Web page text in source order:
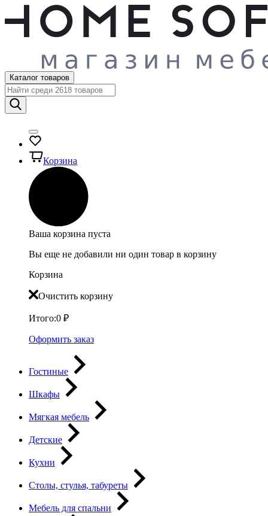
Каталог товаров
Корзина
Ваша корзина пуста
Вы еще не добавили ни один товар в корзину
Корзина
Очистить корзину
Итого:0 ₽
Оформить заказ
Гостиные
Шкафы
Мягкая мебель
Детские
Кухни
Столы, стулья, табуреты
Мебель для спальни